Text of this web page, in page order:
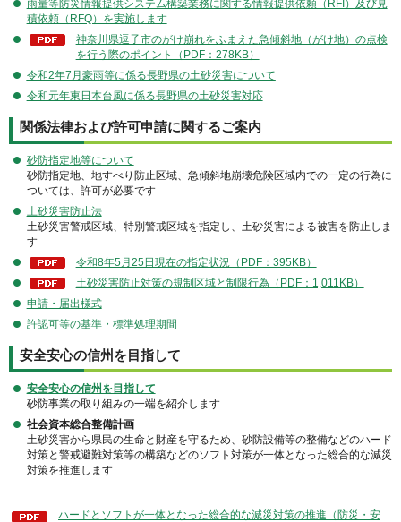
雨量等防災情報提供システム構築業務に関する情報提供依頼（RFI）及び見
積依頼（RFQ）を実施します
神奈川県逗子市のがけ崩れをふまえた急傾斜地（がけ地）の点検
を行う際のポイント（PDF：278KB）
令和2年7月豪雨等に係る長野県の土砂災害について
令和元年東日本台風に係る長野県の土砂災害対応
関係法律および許可申請に関するご案内
砂防指定地等について
砂防指定地、地すべり防止区域、急傾斜地崩壊危険区域内での一定の行為に
ついては、許可が必要です
土砂災害防止法
土砂災害警戒区域、特別警戒区域を指定し、土砂災害による被害を防止しま
す
令和8年5月25日現在の指定状況（PDF：395KB）
土砂災害防止対策の規制区域と制限行為（PDF：1,011KB）
申請・届出様式
許認可等の基準・標準処理期間
安全安心の信州を目指して
安全安心の信州を目指して
砂防事業の取り組みの一端を紹介します
社会資本総合整備計画
土砂災害から県民の生命と財産を守るため、砂防設備等の整備などのハード
対策と警戒避難対策等の構築などのソフト対策が一体となった総合的な減災
対策を推進します
ハードとソフトが一体となった総合的な減災対策の推進（防災・安